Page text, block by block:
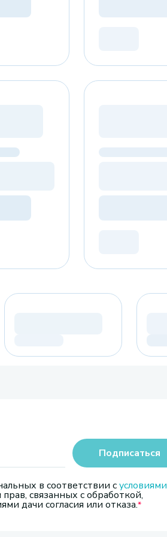
в соответствии сусловиями
связанных с обработкой,
дачи согласия или отказа.
Подписаться